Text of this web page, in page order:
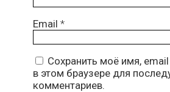
Email *
Сохранить моё имя,
в этом браузере для
комментариев.